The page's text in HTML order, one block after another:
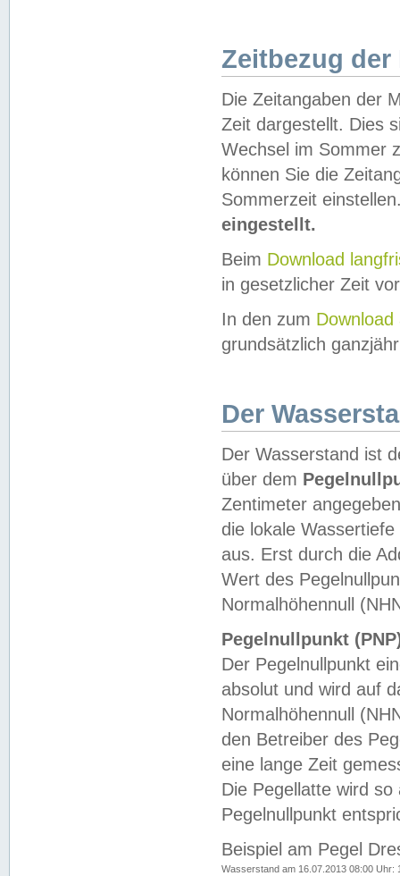
Zeitbezug der
Die Zeitangaben der
Zeit dargestellt. Dies
Wechsel im Sommer
können Sie die
Sommerzeit
eingestellt.
Beim Download
in gesetzlicher Zeit
In den zum Download
grundsätzlich
Der
Der Wasserstand ist
über dem
Zentimeter
die lokale
aus. Erst durch die
Wert des
Normalhöhennull
Pegelnullpunkt
Der Pegelnullpunkt
absolut und wird auf
Normalhöhennull
den Betreiber des
eine lange Zeit
Die Pegellatte wird
Pegelnullpunkt
Beispiel am Pegel
Wasserstand am 16.07.2013 08:00 Uhr: